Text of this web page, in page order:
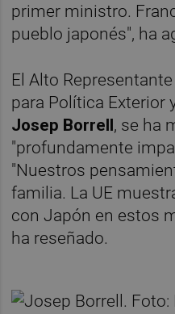
primer ministro.
pueblo japonés", ha
El Alto
para Política Exterior
Josep Borrell, se ha
"profundamente
"Nuestros
familia. La UE
con Japón en estos
ha reseñado.